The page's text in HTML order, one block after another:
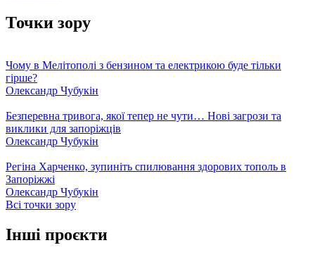
Точки зору
Чому в Мелітополі з бензином та електрикою буде тільки
гірше?
Олександр Чубукін
Безперевна тривога, якої тепер не чути… Нові загрози та
виклики для запоріжців
Олександр Чубукін
Регіна Харченко, зупиніть спилювання здорових тополь в
Запоріжжі
Олександр Чубукін
Всі точки зору
Інші проєкти